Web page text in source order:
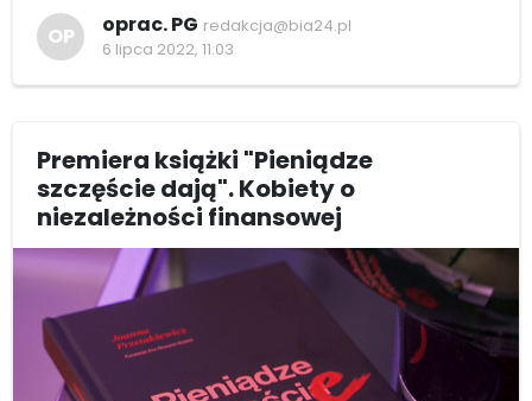
OP oprac. PG redakcja@bia24.pl
6 lipca 2022, 11:03
Premiera książki "Pieniądze
szczęście dają". Kobiety o
niezależności finansowej